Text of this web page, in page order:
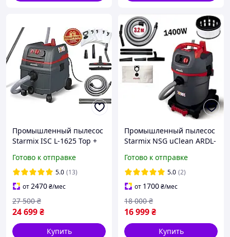
Промышленный пылесос
Starmix ISC L-1625 Top +
Готово к отправке
5.0 (13)
от2470₴/мес
24 699₴
27 500 ₴
Купить
Промышленный пылесос
Starmix NSG uClean ARDL-
Готово к отправке
5.0 (2)
от 1700₴/мес
16 999₴
18 000 ₴
Купить